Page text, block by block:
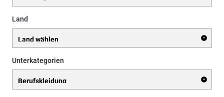
Land
Unterkategorien